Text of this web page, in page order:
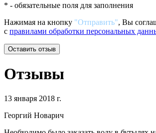
* - обязательные поля для заполнения
Нажимая на кнопку "Отправить", Вы
с правилами обработки персональных
Отзывы
13 января 2018 г.
Георгий Новарич